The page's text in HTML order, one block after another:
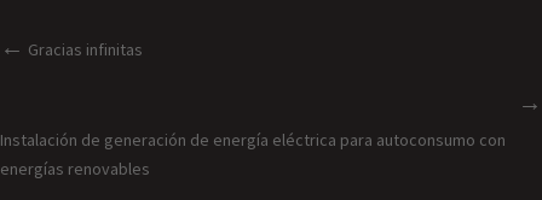
Gracias infinitas
Instalación de generación de energía eléctrica para autoconsumo con
energías renovables